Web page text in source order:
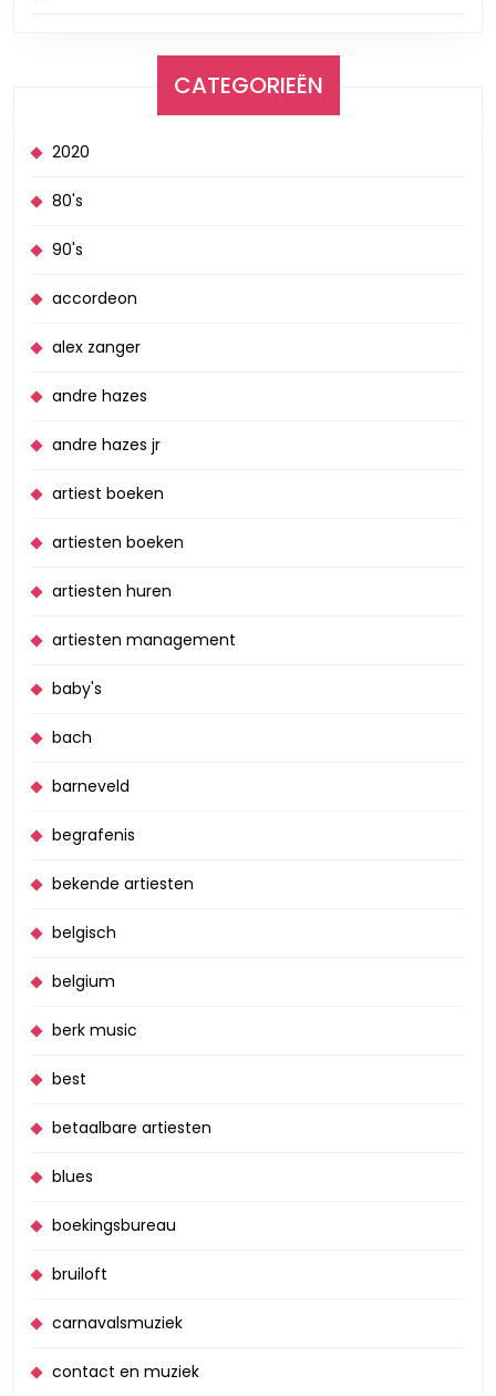
CATEGORIEËN
2020
80's
90's
accordeon
alex zanger
andre hazes
andre hazes jr
artiest boeken
artiesten boeken
artiesten huren
artiesten management
baby's
bach
barneveld
begrafenis
bekende artiesten
belgisch
belgium
berk music
best
betaalbare artiesten
blues
boekingsbureau
bruiloft
carnavalsmuziek
contact en muziek